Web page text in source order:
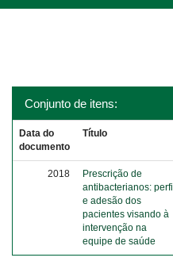
Conjunto de itens:
Data do
documento
Título
2018
Prescrição de
antibacterianos: perfil
e adesão dos
pacientes visando à
intervenção na
equipe de saúde